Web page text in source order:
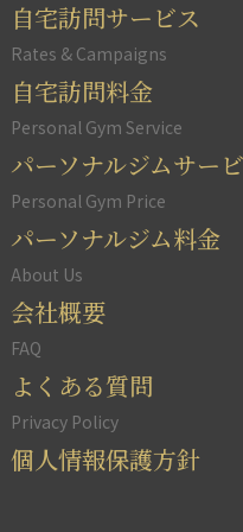
自宅訪問サービス
Rates & Campaigns
自宅訪問料金
Personal Gym Service
パーソナルジムサー
Personal Gym Price
パーソナルジム料金
About Us
会社概要
FAQ
よくある質問
Privacy Policy
個人情報保護方針